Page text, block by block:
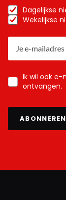
Dagelijkse
Wekelijkse
Ik wil ook
ontvangen.
ABONNEREN